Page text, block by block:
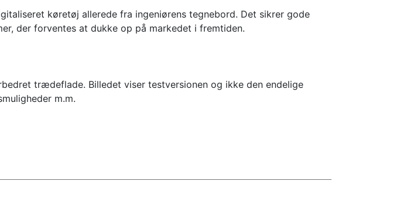
køretøj allerede fra ingeniørens tegnebord. Det sikrer gode
der forventes at dukke op på markedet i fremtiden.
trædeflade. Billedet viser testversionen og ikke den endelige
m.m.